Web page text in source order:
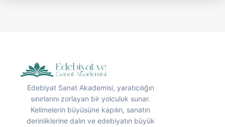
Edebiyat Sanat Akademisi, yaratıcılığın
sınırlarını zorlayan bir yolculuk sunar.
Kelimelerin büyüsüne kapılın, sanatın
derinliklerine dalın ve edebiyatın büyük